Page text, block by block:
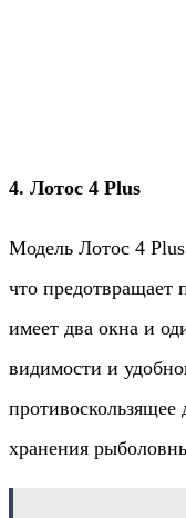
4. Лотос 4 Plus
Модель Лотос 4
что предотвращает
имеет два окна и
видимости и
хранения